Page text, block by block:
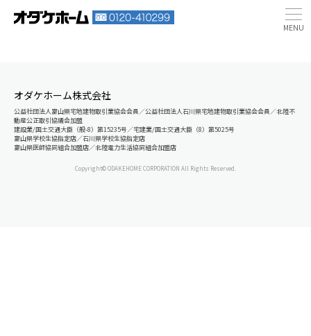
オダケホーム株式会社
公益社団法人富山県宅地建物取引業協会会員／公益社団法人石川県宅地建物取引業協会会員／北陸不
動産公正取引協議会加盟
建設業/国土交通大臣（般-8）第15235号／宅建業/国土交通大臣（8）第5025号
富山県学校生協指定店／石川県学校生協指定店
富山県医師協同組合加盟店／北陸電力生活協同組合加盟店
Copyright© ODAKEHOME CORPORATION All Rights Reserved.